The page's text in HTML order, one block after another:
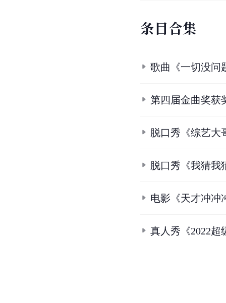
条目合集
歌曲《一切没问
第四届金曲奖获
脱口秀《综艺大
脱口秀《我猜我
电影《天才冲冲
真人秀《2022超